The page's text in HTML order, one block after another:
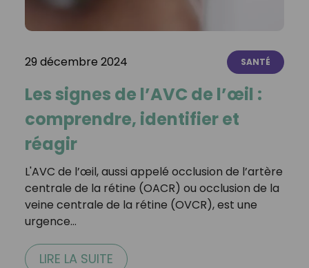
29 décembre 2024 SANTÉ
Les signes de l’AVC de l’œil :
comprendre, identifier et
réagir
L'AVC de l’œil, aussi appelé occlusion de l’artère
centrale de la rétine (OACR) ou occlusion de la
veine centrale de la rétine (OVCR), est une
urgence…
LIRE LA SUITE